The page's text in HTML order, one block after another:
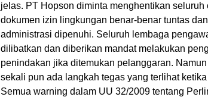
jelas. PT Hopson diminta menghentikan seluruh
dokumen izin lingkungan benar-benar tuntas
administrasi dipenuhi. Seluruh lembaga
dilibatkan dan diberikan mandat melakukan
penindakan jika ditemukan pelanggaran.
sekali pun ada langkah tegas yang terlihat
Semua warning dalam UU 32/2009 tentang